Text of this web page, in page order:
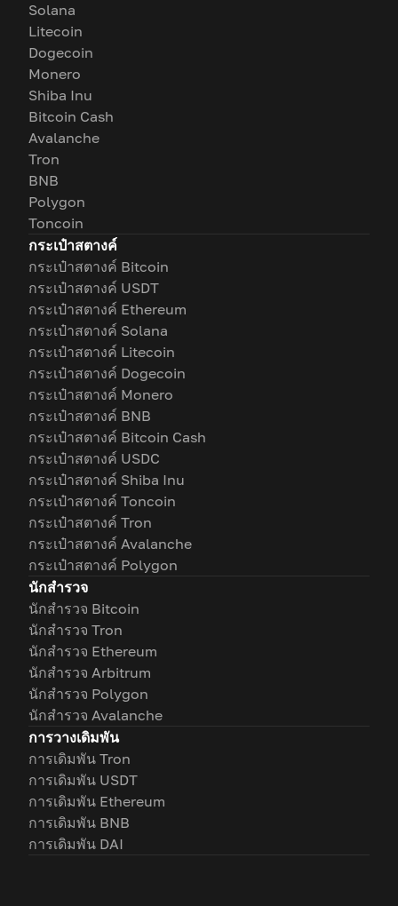
Solana
Litecoin
Dogecoin
Monero
Shiba Inu
Bitcoin Cash
Avalanche
Tron
BNB
Polygon
Toncoin
กระเป๋าสตางค์
กระเป๋าสตางค์ Bitcoin
กระเป๋าสตางค์ USDT
กระเป๋าสตางค์ Ethereum
กระเป๋าสตางค์ Solana
กระเป๋าสตางค์ Litecoin
กระเป๋าสตางค์ Dogecoin
กระเป๋าสตางค์ Monero
กระเป๋าสตางค์ BNB
กระเป๋าสตางค์ Bitcoin Cash
กระเป๋าสตางค์ USDC
กระเป๋าสตางค์ Shiba Inu
กระเป๋าสตางค์ Toncoin
กระเป๋าสตางค์ Tron
กระเป๋าสตางค์ Avalanche
กระเป๋าสตางค์ Polygon
นักสำรวจ
นักสำรวจ Bitcoin
นักสำรวจ Tron
นักสำรวจ Ethereum
นักสำรวจ Arbitrum
นักสำรวจ Polygon
นักสำรวจ Avalanche
การวางเดิมพัน
การเดิมพัน Tron
การเดิมพัน USDT
การเดิมพัน Ethereum
การเดิมพัน BNB
การเดิมพัน DAI